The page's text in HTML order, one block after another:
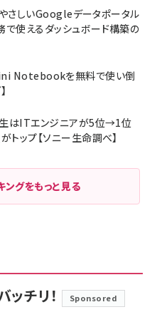
さしいGoogleデータポータル
使えるダッシュボード構築の
Notebookを無料で使い倒
はITエンジニアが5位→1位
トップ【ソニー生命調べ】
グをもっと見る
チリ！ Sponsored